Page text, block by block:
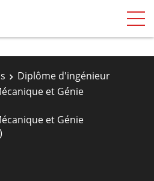
Diplôme d'ingénieur
et Génie
et Génie